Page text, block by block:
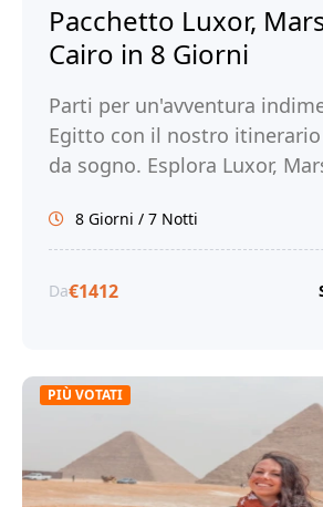
Pacchetto Luxor,
Cairo in 8 Giorni
Parti per un'avventura
Egitto con il nostro
da sogno. Esplora Luxor,
8 Giorni / 7 Notti
Da€1412
PIÙ VOTATI